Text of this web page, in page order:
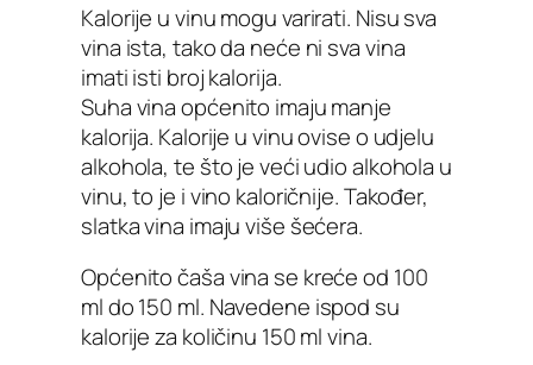
Kalorije u vinu mogu varirati. Nisu sva
vina ista, tako da neće ni sva vina
imati isti broj kalorija.
Suha vina općenito imaju manje
kalorija. Kalorije u vinu ovise o udjelu
alkohola, te što je veći udio alkohola u
vinu, to je i vino kaloričnije. Također,
slatka vina imaju više šećera.
Općenito čaša vina se kreće od 100
ml do 150 ml. Navedene ispod su
kalorije za količinu 150 ml vina.